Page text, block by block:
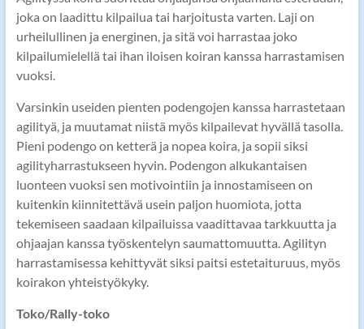
joka on laadittu kilpailua tai harjoitusta varten. Laji on
urheilullinen ja energinen, ja sitä voi harrastaa joko
kilpailumielellä tai ihan iloisen koiran kanssa harrastamisen
vuoksi.
Varsinkin useiden pienten podengojen kanssa harrastetaan
agilityä, ja muutamat niistä myös kilpailevat hyvällä tasolla.
Pieni podengo on ketterä ja nopea koira, ja sopii siksi
agilityharrastukseen hyvin. Podengon alkukantaisen
luonteen vuoksi sen motivointiin ja innostamiseen on
kuitenkin kiinnitettävä usein paljon huomiota, jotta
tekemiseen saadaan kilpailuissa vaadittavaa tarkkuutta ja
ohjaajan kanssa työskentelyn saumattomuutta. Agilityn
harrastamisessa kehittyvät siksi paitsi estetaituruus, myös
koirakon yhteistyökyky.
Toko/Rally-toko